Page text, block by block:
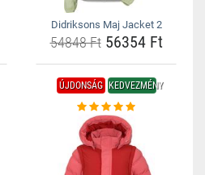
Didriksons Maj Jacket 2
54848 Ft56354 Ft
ÚJDONSÁG KEDVEZMÉNY